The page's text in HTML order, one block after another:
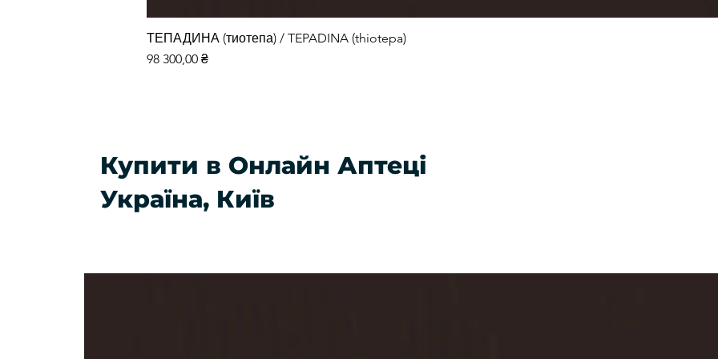
ТЕПАДИНА (тиотепа) / TEPADINA (thiotepa)
Ціна
98 300,00 ₴
Купити в Онлайн Аптеці
Україна, Київ